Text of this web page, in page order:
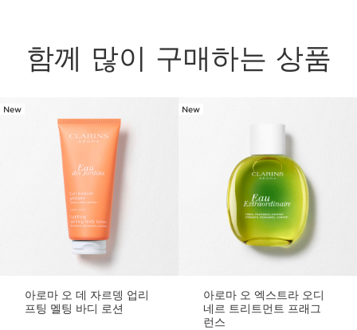
함께 많이 구매하는 상품
컨텐츠로 이동하기
New
아로마 오 데 자르뎅 업리
프팅 멜팅 바디 로션
New
아로마 오 엑스트라 오디
네르 트리트먼트 프래그
런스